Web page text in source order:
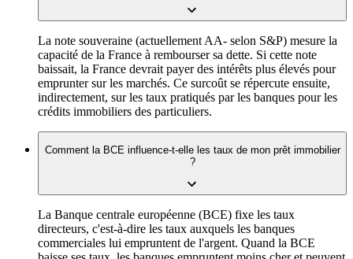
La note souveraine (actuellement AA- selon S&P) mesure la
capacité de la France à rembourser sa dette. Si cette note
baissait, la France devrait payer des intérêts plus élevés pour
emprunter sur les marchés. Ce surcoût se répercute ensuite,
indirectement, sur les taux pratiqués par les banques pour les
crédits immobiliers des particuliers.
Comment la BCE influence-t-elle les taux de mon prêt immobilier
?
La Banque centrale européenne (BCE) fixe les taux
directeurs, c'est-à-dire les taux auxquels les banques
commerciales lui empruntent de l'argent. Quand la BCE